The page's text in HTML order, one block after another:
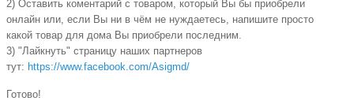
2) Оставить коментарий c товаром, который Вы бы приобрели
онлайн или, если Вы ни в чём не нуждаетесь, напишите просто
какой товар для дома Вы приобрели последним.
3) "Лайкнуть" страницу наших партнеров
тут: https://www.facebook.com/Asigmd/
Готово!